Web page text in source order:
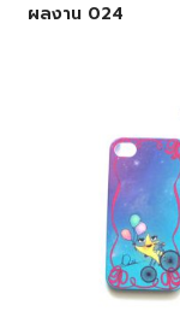
ผลงาน 024